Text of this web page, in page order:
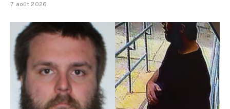
7 août 2026